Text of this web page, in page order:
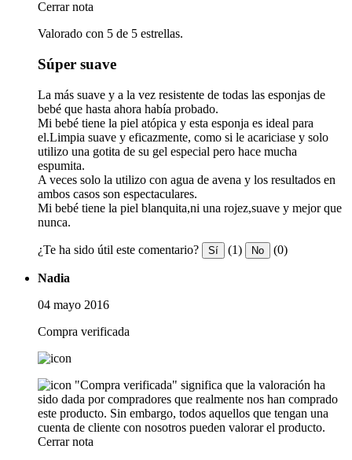
Cerrar nota
Valorado con 5 de 5 estrellas.
Súper suave
La más suave y a la vez resistente de todas las esponjas de
bebé que hasta ahora había probado.
Mi bebé tiene la piel atópica y esta esponja es ideal para
el.Limpia suave y eficazmente, como si le acariciase y solo
utilizo una gotita de su gel especial pero hace mucha
espumita.
A veces solo la utilizo con agua de avena y los resultados en
ambos casos son espectaculares.
Mi bebé tiene la piel blanquita,ni una rojez,suave y mejor que
nunca.
¿Te ha sido útil este comentario? Sí (1) No (0)
Nadia
04 mayo 2016
Compra verificada
"Compra verificada" significa que la valoración ha
sido dada por compradores que realmente nos han comprado
este producto. Sin embargo, todos aquellos que tengan una
cuenta de cliente con nosotros pueden valorar el producto.
Cerrar nota